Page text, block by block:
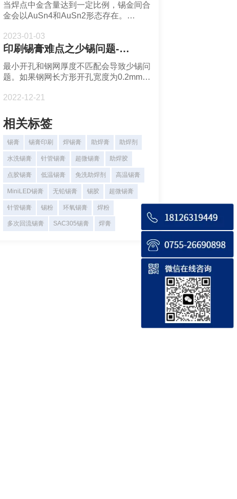
时间过短则氧化层清除不彻底或助焊剂的
挥发有限，而均温区时间过长则容易导致
当焊点中金含量达到一定比例，锡金间合
金会以AuSn4和AuSn2形态存在。
后容易导致焊点失效。在经过很多实验验
证后，业内发现当焊料中金含量小于3%
而当焊料中金含量占到总质量的3%以上
就会导致金脆化出现。
2023-01-03
印刷锡膏难点之少锡问题-福英达锡膏
最小开孔和钢网厚度不匹配会导致少锡问
题。如果钢网长方形开孔宽度为0.2mm，
形开孔，开孔直径应当为锡粉颗粒大小的
2022-12-21
相关标签
锡膏 锡膏印刷 焊锡膏 助焊膏 助焊剂
水洗锡膏 针管锡膏 超微锡膏 助焊胶
点胶锡膏 低温锡膏 免洗助焊剂 高温锡膏
MiniLED锡膏 无铅锡膏 锡胶 超微锡膏
针管锡膏 锡粉 环氧锡膏 焊粉
多次回流锡膏 SAC305锡膏 焊膏